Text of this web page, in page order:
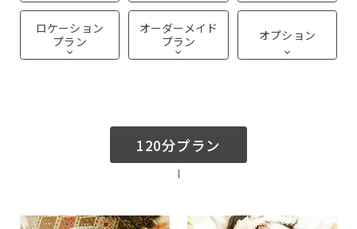
ロケーション
プラン
オーダーメイド
プラン
オプション
120分プラン